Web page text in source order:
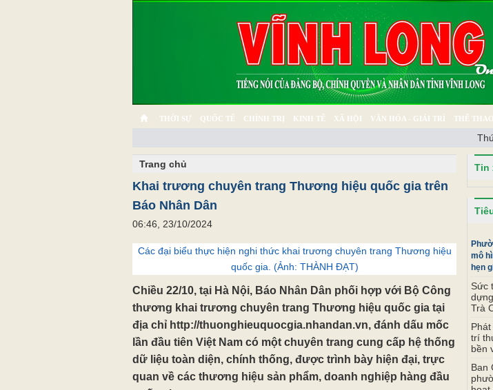
THỜI SỰ QUỐC TẾ CHÍNH TRỊ KINH TẾ XÃ HỘI VĂN HÓA - GIẢI TRÍ THỂ THAO
Trang chủ
Khai trương chuyên trang Thương hiệu quốc gia trên
Báo Nhân Dân
06:46, 23/10/2024
Các đại biểu thực hiện nghi thức khai trương chuyên trang Thương hiệu
quốc gia. (Ảnh: THÀNH ĐẠT)
Chiều 22/10, tại Hà Nội, Báo Nhân Dân phối hợp với Bộ Công
thương khai trương chuyên trang Thương hiệu quốc gia tại
địa chỉ http://thuonghieuquocgia.nhandan.vn, đánh dấu mốc
lần đầu tiên Việt Nam có một chuyên trang cung cấp hệ thống
dữ liệu toàn diện, chính thống, được trình bày hiện đại, trực
quan về các thương hiệu sản phẩm, doanh nghiệp hàng đầu
Tin
mô
hẹn
Sức
Trà
trí
bền
Ban